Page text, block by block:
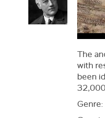
The
with
been